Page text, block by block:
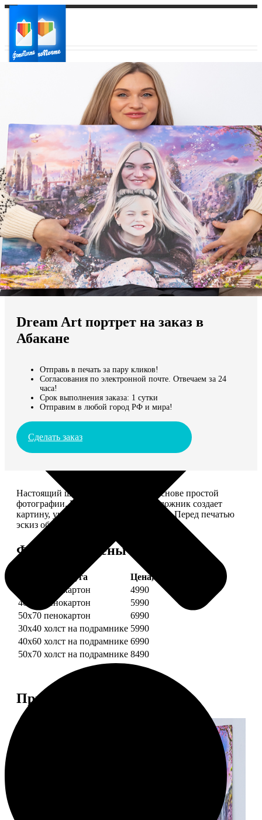
Ваш регион доставки
Выберите из списка:
Мы доставляем по всему миру
Продолжить без города
Dream Art портрет на заказ в
Абакане
Отправь в печать за пару кликов!
Согласования по электронной почте. Отвечаем за 24
часа!
Срок выполнения заказа: 1 сутки
Отправим в любой город РФ и мира!
Сделать заказ
Настоящий шедевр, сделанный на основе простой
фотографии. Профессиональный художник создает
картину, учитывая ваши комментарии. Перед печатью
эскиз обязательно согласуем с вами.
Форматы и цены
Услуга
Цена, руб.
30х40 пенокартон
4990
40х60 пенокартон
5990
50х70 пенокартон
6990
30х40 холст на подрамнике 5990
40х60 холст на подрамнике 6990
50х70 холст на подрамнике 8490
Примеры работ